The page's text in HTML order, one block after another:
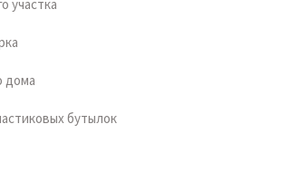
участка
дома
бутылок